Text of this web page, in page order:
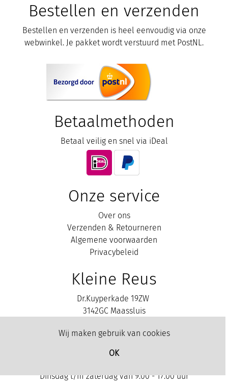
Wij maken gebruik van cookies
OK
Bestellen en verzenden
Bestellen en verzenden is heel eenvoudig via onze
webwinkel. Je pakket wordt verstuurd met PostNL.
Betaalmethoden
Betaal veilig en snel via iDeal
Onze service
Over ons
Verzenden & Retourneren
Algemene voorwaarden
Privacybeleid
Kleine Reus
Dr.Kuyperkade 19ZW
3142GC Maassluis
Contact
Openingstijden
Dinsdag t/m zaterdag van 9.00 - 17.00 uur